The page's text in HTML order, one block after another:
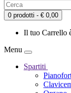
0 prodotti - € 0,00
Il tuo Carrello
Menu
Spartiti